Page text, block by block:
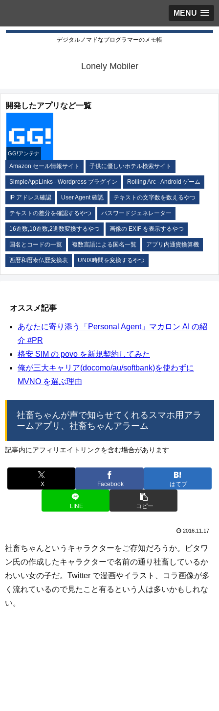
MENU
デジタルノマドなプログラマーのメモ帳
Lonely Mobiler
開発したアプリなど一覧
GG!アンテナ
Amazon セール情報サイト 子供に優しいホテル検索サイト
SimpleAppLinks - Wordpress プラグイン Rolling Arc - Android ゲーム
IP アドレス確認 User Agent 確認 テキストの文字数を数えるやつ
テキストの差分を確認するやつ パスワードジェネレーター
16進数,10進数,2進数変換するやつ 画像の EXIF を表示するやつ
国名とコードの一覧 複数言語による国名一覧 アプリ内通貨換算機
西暦和暦泰仏歴変換表 UNIX時間を変換するやつ
オススメ記事
あなたに寄り添う「Personal Agent」マカロン AI の紹
介 #PR
格安 SIM の povo を新規契約してみた
俺が三大キャリア(docomo/au/softbank)を使わずに
MVNO を選ぶ理由
社畜ちゃんが声で知らせてくれるスマホ用アラ
ームアプリ、社畜ちゃんアラーム
記事内にアフィリエイトリンクを含む場合があります
X Facebook はてブ
LINE コピー
2016.11.17
社畜ちゃんというキャラクターをご存知だろうか。ビタワ
ン氏の作成したキャラクターで名前の通り社畜しているか
わいい女の子だ。Twitter で漫画やイラスト、コラ画像が多
く流れているので見たこと有るという人は多いかもしれな
い。